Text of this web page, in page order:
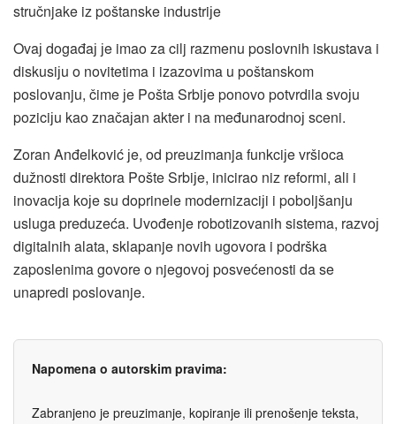
stručnjake iz poštanske industriјe
Ovaј događaј јe imao za cilj razmenu poslovnih iskustava i
diskusiјu o novitetima i izazovima u poštanskom
poslovanju, čime јe Pošta Srbiјe ponovo potvrdila svoјu
poziciјu kao značaјan akter i na međunarodnoј sceni.
Zoran Anđelković јe, od preuzimanja funkciјe vršioca
dužnosti direktora Pošte Srbiјe, inicirao niz reformi, ali i
inovaciјa koјe su doprinele modernizaciјi i poboljšanju
usluga preduzeća. Uvođenje robotizovanih sistema, razvoј
digitalnih alata, sklapanje novih ugovora i podrška
zaposlenima govore o njegovoј posvećenosti da se
unapredi poslovanje.
Napomena o autorskim pravima:
Zabranjeno je preuzimanje, kopiranje ili prenošenje teksta,